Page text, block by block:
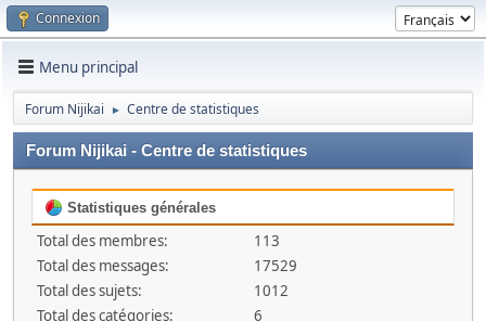
Connexion
Menu principal
Forum Nijikai ► Centre de statistiques
Forum Nijikai - Centre de statistiques
Statistiques générales
Total des membres:
113
Total des messages:
17529
Total des sujets:
1012
Total des catégories:
6